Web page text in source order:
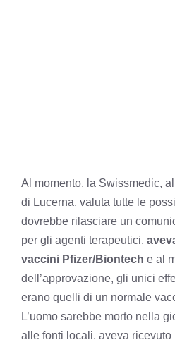
Al momento, la Swissmedic,
di Lucerna, valuta tutte le
dovrebbe rilasciare un
per gli agenti terapeutici,
vaccini Pfizer/Biontech e al
dell’approvazione, gli unici
erano quelli di un normale
L’uomo sarebbe morto nella
alle fonti locali, aveva